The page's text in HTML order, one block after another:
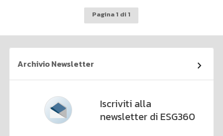
Pagina 1 di 1
Archivio Newsletter
Iscriviti alla
newsletter di ESG360